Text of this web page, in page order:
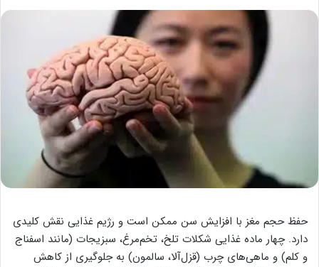
حفظ حجم مغز با افزایش سن ممکن است و رژیم غذایی نقش کلیدی
دارد. چهار ماده غذایی شکلات تلخ، تخم‌مرغ، سبزیجات (مانند اسفناج
و کلم) و ماهی‌های چرب (قزل‌آلا، سالمون) به جلوگیری از کاهش